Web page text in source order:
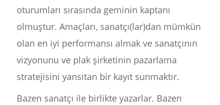
oturumları sırasında geminin kaptanı
olmuştur. Amaçları, sanatçı(lar)dan mümkün
olan en iyi performansı almak ve sanatçının
vizyonunu ve plak şirketinin pazarlama
stratejisini yansıtan bir kayıt sunmaktır.
Bazen sanatçı ile birlikte yazarlar. Bazen